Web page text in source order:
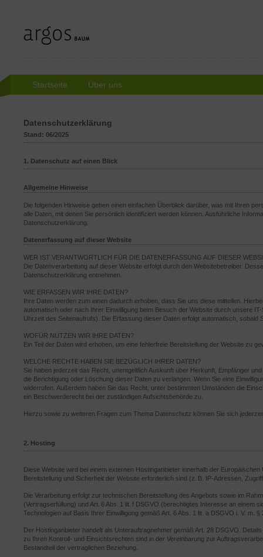
Startseite Über uns
Datenschutzerklärung
Stand: 06/2025
1. Datenschutz auf einen Blick
Allgemeine Hinweise
Die folgenden Hinweise geben einen einfachen Überblick darüber, was mit Ihren
alle Daten, mit denen Sie persönlich identifiziert werden können. Ausführliche
Datenschutzerklärung.
Datenerfassung auf dieser Website
WER IST VERANTWORTLICH FÜR DIE DATENERFASSUNG AUF DIESER
Die Datenverarbeitung auf dieser Website erfolgt durch den Websitebetreiber.
Datenschutzerklärung entnehmen.
WIE ERFASSEN WIR IHRE DATEN?
Ihre Daten werden zum einen dadurch erhoben, dass Sie uns diese mitteilen.
automatisch oder nach Ihrer Einwilligung beim Besuch der Website durch unsere
Uhrzeit des Seitenaufrufs). Die Erfassung dieser Daten erfolgt automatisch, sobald
WOFÜR NUTZEN WIR IHRE DATEN?
Ein Teil der Daten wird erhoben, um eine fehlerfreie Bereitstellung der Website zu
WELCHE RECHTE HABEN SIE BEZÜGLICH IHRER DATEN?
Sie haben jederzeit das Recht, unentgeltlich Auskunft über Herkunft, Empfänger
die Berichtigung oder Löschung dieser Daten zu verlangen. Wenn Sie eine
widerrufen. Außerdem haben Sie das Recht, unter bestimmten Umständen die
ein Beschwerderecht bei der zuständigen Aufsichtsbehörde zu.
Hierzu sowie zu weiteren Fragen zum Thema Datenschutz können Sie sich
2. Hosting
Diese Website wird bei einem externen Hostinganbieter innerhalb der
Bereitstellung und Sicherheit der Website erforderlich sind (z. B. IP-Adressen,
Die Verarbeitung erfolgt zur technischen Bereitstellung des Angebots sowie im
(Vertragserfüllung) und Art. 6 Abs. 1 lit. f DSGVO (berechtigtes Interesse an
Technologien auf Basis Ihrer Einwilligung gemäß Art. 6 Abs. 1 lit. a DSGVO i. V. m. §
Der Hostinganbieter handelt als Unterauftragnehmer gemäß Art. 28 DSGVO.
zu Ihren Kontroll- und Einsichtsrechten sind in der Vereinbarung zur
Bestandteil der vertraglichen Beziehung.